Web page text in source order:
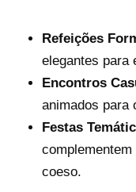
Refeições
elegantes para
Encontros
animados para
Festas
coeso.